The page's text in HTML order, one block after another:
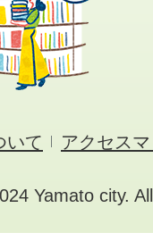
いて アクセス
Yamato city.